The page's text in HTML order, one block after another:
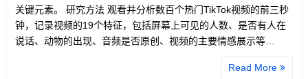
关键元素。 研究方法 观看并分析数百个热门TikTok视频的前三秒
钟，记录视频的19个特征，包括屏幕上可见的人数、是否有人在
说话、动物的出现、音频是否原创、视频的主要情感展示等…
Read More